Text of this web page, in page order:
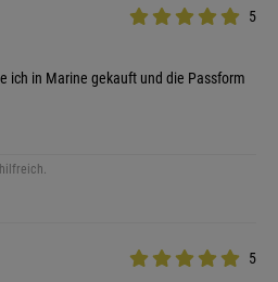
5
ich in Marine gekauft und die Passform
5